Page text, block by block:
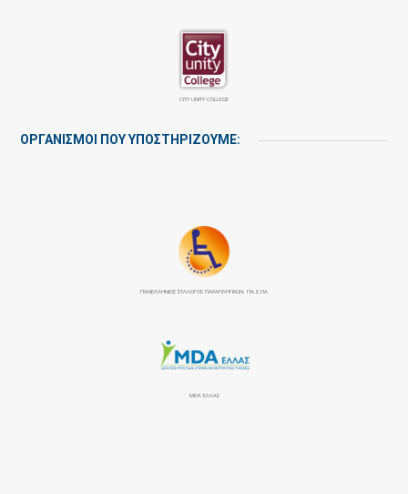
CITY UNITY COLLEGE
ΟΡΓΑΝΙΣΜΟΙ ΠΟΥ ΥΠΟΣΤΗΡΙΖΟΥΜΕ:
ΠΑΝΕΛΛΉΝΙΟΣ ΣΎΛΛΟΓΟΣ ΠΑΡΑΠΛΗΓΙΚΏΝ: ΠΑ.Σ.ΠΑ
MDA ΕΛΛΑΣ